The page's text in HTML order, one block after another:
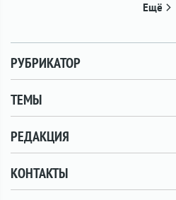
Ещё
РУБРИКАТОР
ТЕМЫ
РЕДАКЦИЯ
КОНТАКТЫ